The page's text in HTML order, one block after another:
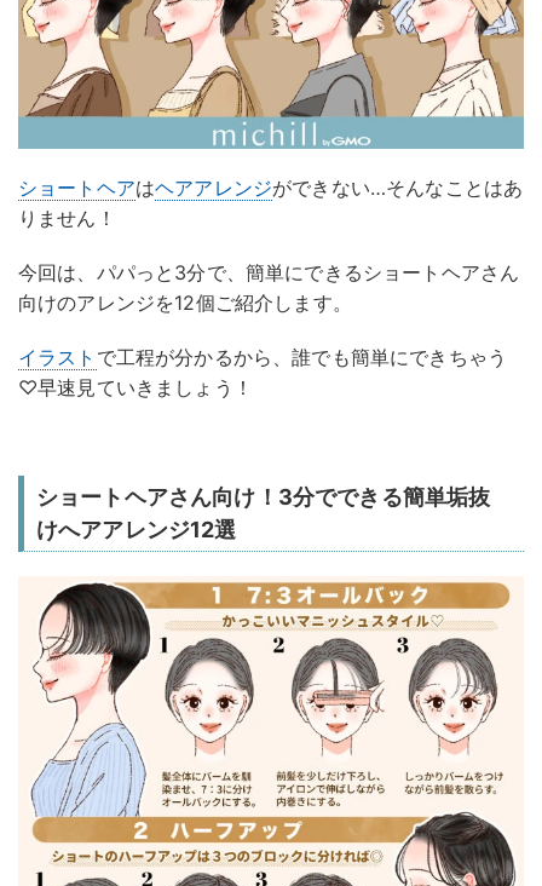
ショートヘアはヘアアレンジができない…そんなことはあ
りません！
今回は、パパっと3分で、簡単にできるショートヘアさん
向けのアレンジを12個ご紹介します。
イラスト で工程が分かるから、誰でも簡単にできちゃう
♡早速見ていきましょう！
ショートヘアさん向け！3分でできる簡単垢抜
けへアアレンジ12選